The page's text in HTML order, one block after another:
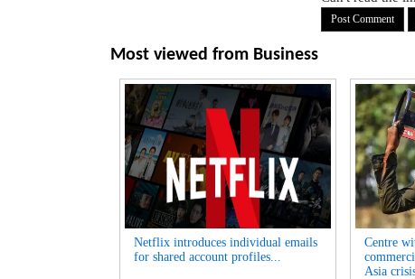
Most viewed from Business
Netflix introduces individual emails
for shared account profiles...
Centre
Asia